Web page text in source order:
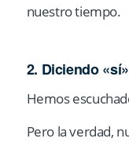
nuestro tiempo.
2. Diciendo
Hemos
Pero la verdad,